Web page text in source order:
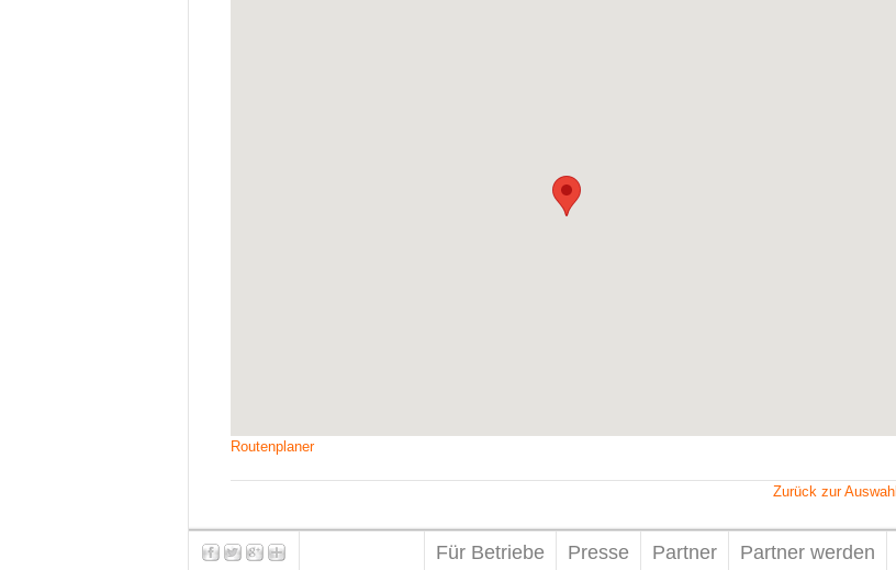
Routenplaner
Zurück zur Auswahl
Für Betriebe Presse Partner Partner werden